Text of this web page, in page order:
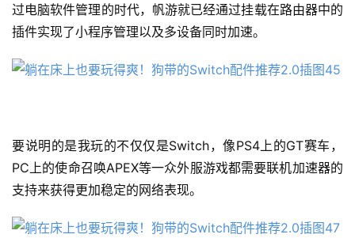
过电脑软件管理的时代，帆游就已经通过挂载在路由器中的
插件实现了小程序管理以及多设备同时加速。
要说明的是我玩的不仅仅是Switch，像PS4上的GT赛车，
PC上的使命召唤APEX等一众外服游戏都需要联机加速器的
支持来获得更加稳定的网络表现。